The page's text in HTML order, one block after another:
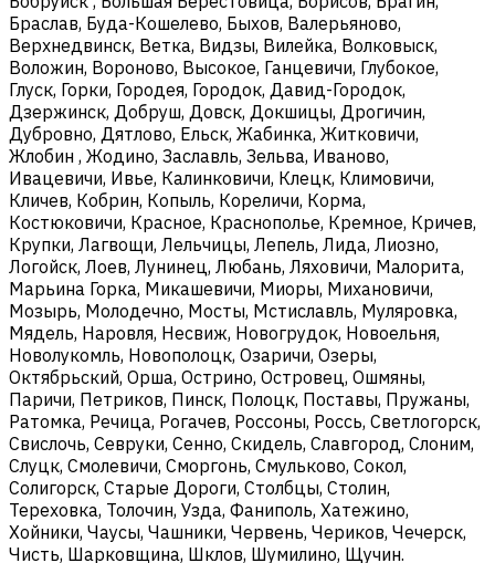
Браслав, Буда-Кошелево, Быхов, Валерьяново,
Верхнедвинск, Ветка, Видзы, Вилейка, Волковыск,
Воложин, Вороново, Высокое, Ганцевичи, Глубокое,
Глуск, Горки, Городея, Городок, Давид-Городок,
Дзержинск, Добруш, Довск, Докшицы, Дрогичин,
Дубровно, Дятлово, Ельск, Жабинка, Житковичи,
Жлобин , Жодино, Заславль, Зельва, Иваново,
Ивацевичи, Ивье, Калинковичи, Клецк, Климовичи,
Кличев, Кобрин, Копыль, Кореличи, Корма,
Костюковичи, Красное, Краснополье, Кремное, Кричев,
Крупки, Лагвощи, Лельчицы, Лепель, Лида, Лиозно,
Логойск, Лоев, Лунинец, Любань, Ляховичи, Малорита,
Марьина Горка, Микашевичи, Миоры, Михановичи,
Мозырь, Молодечно, Мосты, Мстиславль, Муляровка,
Мядель, Наровля, Несвиж, Новогрудок, Новоельня,
Новолукомль, Новополоцк, Озаричи, Озеры,
Октябрьский, Орша, Острино, Островец, Ошмяны,
Паричи, Петриков, Пинск, Полоцк, Поставы, Пружаны,
Ратомка, Речица, Рогачев, Россоны, Россь, Светлогорск,
Свислочь, Севруки, Сенно, Скидель, Славгород, Слоним,
Слуцк, Смолевичи, Сморгонь, Смульково, Сокол,
Солигорск, Старые Дороги, Столбцы, Столин,
Тереховка, Толочин, Узда, Фаниполь, Хатежино,
Хойники, Чаусы, Чашники, Червень, Чериков, Чечерск,
Чисть, Шарковщина, Шклов, Шумилино, Щучин.